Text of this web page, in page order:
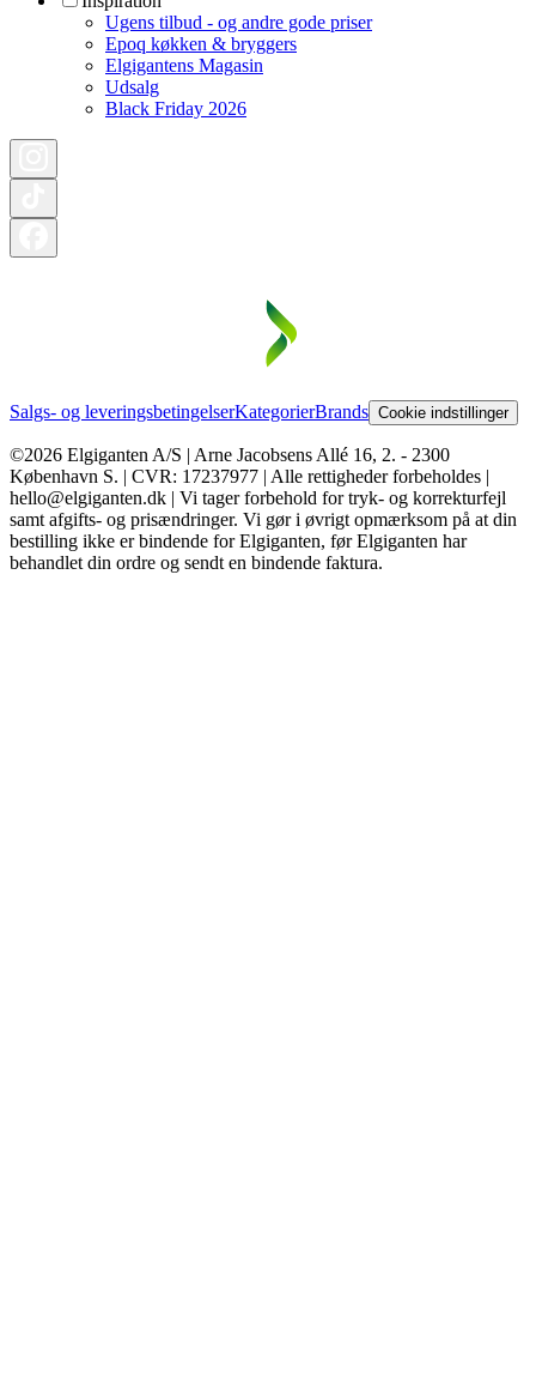
Ugens tilbud - og andre gode priser
Epoq køkken & bryggers
Elgigantens Magasin
Udsalg
Black Friday 2026
Salgs- og leveringsbetingelserKategorierBrands Cookie indstillinger
©2026 Elgiganten A/S | Arne Jacobsens Allé 16, 2. - 2300
København S. | CVR: 17237977 | Alle rettigheder forbeholdes |
hello@elgiganten.dk | Vi tager forbehold for tryk- og korrekturfejl
samt afgifts- og prisændringer. Vi gør i øvrigt opmærksom på at din
bestilling ikke er bindende for Elgiganten, før Elgiganten har
behandlet din ordre og sendt en bindende faktura.